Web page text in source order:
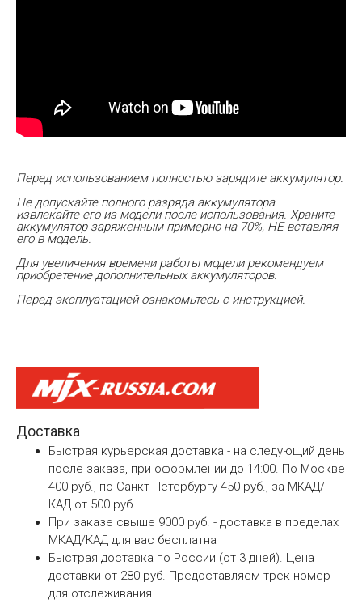
Перед использованием полностью зарядите аккумулятор.
Не допускайте полного разряда аккумулятора —
извлекайте его из модели после использования. Храните
аккумулятор заряженным примерно на 70%, НЕ вставляя
его в модель.
Для увеличения времени работы модели рекомендуем
приобретение дополнительных аккумуляторов.
Перед эксплуатацией ознакомьтесь с инструкцией.
Доставка
Быстрая курьерская доставка - на следующий день
после заказа, при оформлении до 14:00. По Москве
400 руб., по Санкт-Петербургу 450 руб., за МКАД/
КАД от 500 руб.
При заказе свыше 9000 руб. - доставка в пределах
МКАД/КАД для вас бесплатна
Быстрая доставка по России (от 3 дней). Цена
доставки от 280 руб. Предоставляем трек-номер
для отслеживания